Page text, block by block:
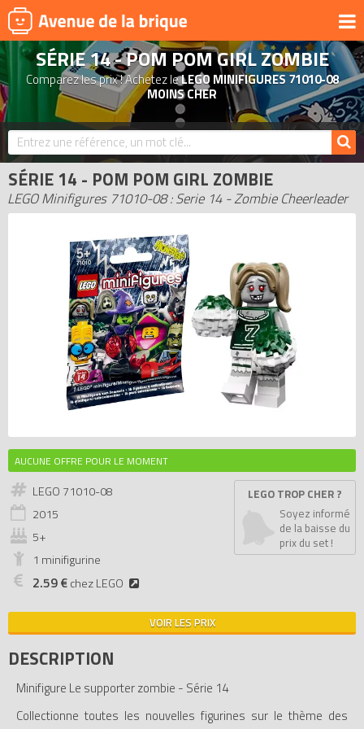
UNIVERS
PRODUITS DÉRIVÉS
NOUVEAUTÉS
LEGO 2026
BONS PLANS
ACTUALITÉS
ASSOCIATIONS DE FANS
EXPOSITIONS LEGO
LEGO LES PLUS CHERS
DERNIERS LEGO AJOUTÉS
SÉRIE 14 - POM POM GIRL ZOMBIE
Comparez les prix ! Achetez leLEGO MINIFIGURES 71010-08
MOINS CHER
SÉRIE 14 - POM POM GIRL ZOMBIE
LEGO Minifigures 71010-08 : Serie 14 - Zombie Cheerleader
AUCUNE OFFRE POUR LE MOMENT
LEGO 71010-08
2015
5+
1 minifigurine
2.59 €chez LEGO
LEGO TROP CHER ?
Soyez informé
de la baisse du
prix du set !
VOIR LES PRIX
DESCRIPTION
Minifigure Le supporter zombie - Série 14
Collectionne toutes les nouvelles figurines sur le thème des